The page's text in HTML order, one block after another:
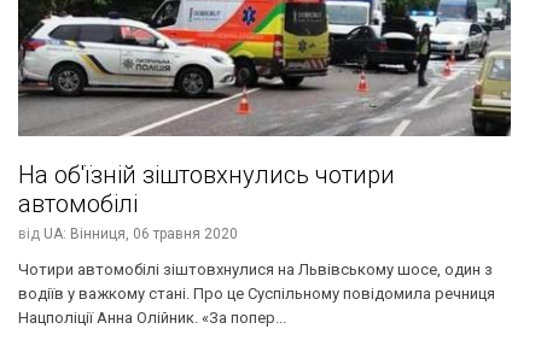
На об'їзній зіштовхнулись чотири
автомобілі
від UA: Вінниця, 06 травня 2020
Чотири автомобілі зіштовхнулися на Львівському шосе, один з
водіїв у важкому стані. Про це Суспільному повідомила речниця
Нацполіції Анна Олійник. «За попер...